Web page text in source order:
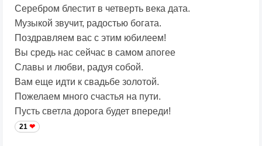
Серебром блестит в четверть века дата.
Музыкой звучит, радостью богата.
Поздравляем вас с этим юбилеем!
Вы средь нас сейчас в самом апогее
Славы и любви, радуя собой.
Вам еще идти к свадьбе золотой.
Пожелаем много счастья на пути.
Пусть светла дорога будет впереди!
21